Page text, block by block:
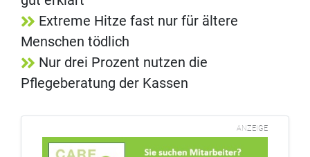
Extreme Hitze fast nur für ältere
Menschen tödlich
Nur drei Prozent nutzen die
Pflegeberatung der Kassen
ANZEIGE